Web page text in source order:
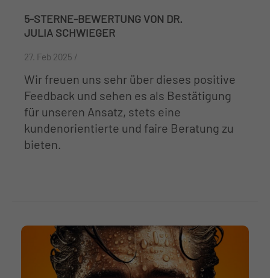
5-STERNE-BEWERTUNG VON DR.
JULIA SCHWIEGER
27. Feb 2025 /
Wir freuen uns sehr über dieses positive
Feedback und sehen es als Bestätigung
für unseren Ansatz, stets eine
kundenorientierte und faire Beratung zu
bieten.